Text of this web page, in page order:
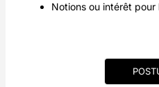
Notions ou intérêt pour